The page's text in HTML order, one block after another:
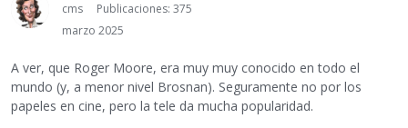
cms
Publicaciones: 375
marzo 2025
A ver, que Roger Moore, era muy muy conocido en todo el
mundo (y, a menor nivel Brosnan). Seguramente no por los
papeles en cine, pero la tele da mucha popularidad.